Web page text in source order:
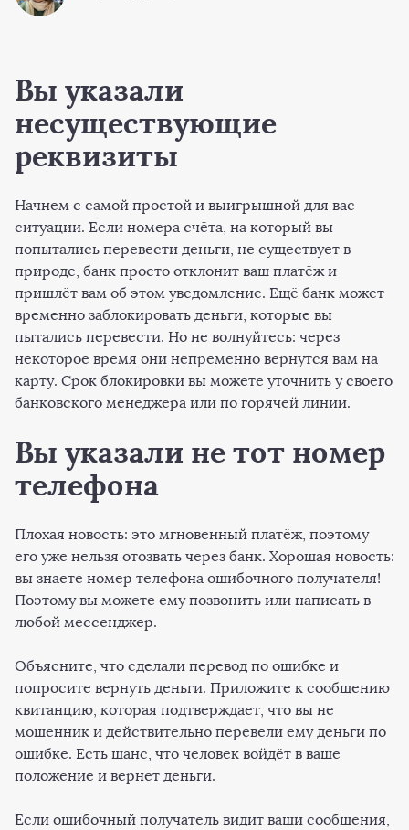
Вы указали
несуществующие
реквизиты
Начнем с самой простой и выигрышной для вас
ситуации. Если номера счёта, на который вы
попытались перевести деньги, не существует в
природе, банк просто отклонит ваш платёж и
пришлёт вам об этом уведомление. Ещё банк может
временно заблокировать деньги, которые вы
пытались перевести. Но не волнуйтесь: через
некоторое время они непременно вернутся вам на
карту. Срок блокировки вы можете уточнить у своего
банковского менеджера или по горячей линии.
Вы указали не тот номер
телефона
Плохая новость: это мгновенный платёж, поэтому
его уже нельзя отозвать через банк. Хорошая новость:
вы знаете номер телефона ошибочного получателя!
Поэтому вы можете ему позвонить или написать в
любой мессенджер.
Объясните, что сделали перевод по ошибке и
попросите вернуть деньги. Приложите к сообщению
квитанцию, которая подтверждает, что вы не
мошенник и действительно перевели ему деньги по
ошибке. Есть шанс, что человек войдёт в ваше
положение и вернёт деньги.
Если ошибочный получатель видит ваши сообщения,